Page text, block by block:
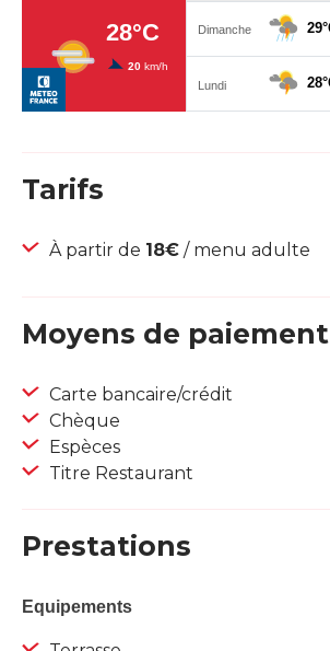
Tarifs
À partir de 18€ / menu adulte
Moyens de paiement
Carte bancaire/crédit
Chèque
Espèces
Titre Restaurant
Prestations
Equipements